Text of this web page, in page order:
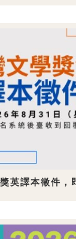
英譯本徵件，